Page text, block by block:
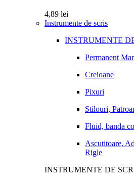
4,89 lei
Instrumente de scris
INSTRUMENTE
Permanent
Creioane
Pixuri
Stilouri,
Fluid, banda
Ascutitoare,
Rigle
INSTRUMENTE DE